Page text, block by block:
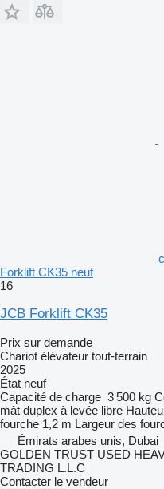
Forklift CK35 neuf
16
JCB Forklift CK35
Prix sur demande
Chariot élévateur tout-terrain
2025
État neuf
Capacité de charge 3 500 kg
mât duplex à levée libre
fourche 1,2 m Largeur des
Émirats arabes unis, Dubai
GOLDEN TRUST USED
TRADING L.L.C
Contacter le vendeur